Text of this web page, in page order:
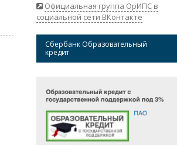
Официальная группа ОрИПС в
социальной сети ВКонтакте
Сбербанк Образовательный
кредит